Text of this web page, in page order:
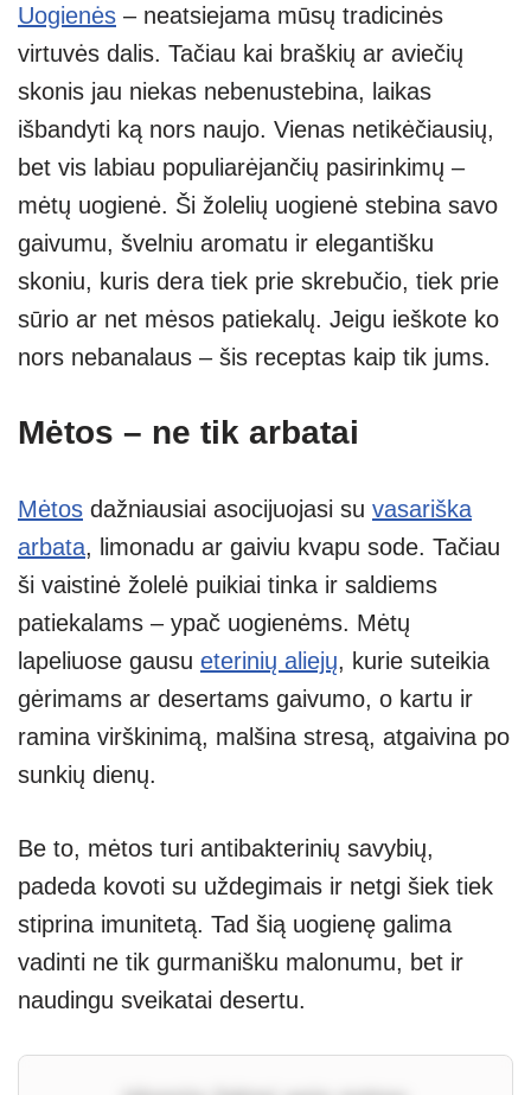
at
s
A
p
p
p
e
e
gr
a
m
er ss
e
n
g
er
ar
e
Uogienės – neatsiejama mūsų tradicinės
virtuvės dalis. Tačiau kai braškių ar aviečių
skonis jau niekas nebenustebina, laikas
išbandyti ką nors naujo. Vienas netikėčiausių,
bet vis labiau populiarėjančių pasirinkimų –
mėtų uogienė. Ši žolelių uogienė stebina savo
gaivumu, švelniu aromatu ir elegantišku
skoniu, kuris dera tiek prie skrebučio, tiek prie
sūrio ar net mėsos patiekalų. Jeigu ieškote ko
nors nebanalaus – šis receptas kaip tik jums.
Mėtos – ne tik arbatai
Mėtos dažniausiai asocijuojasi su vasariška
arbata, limonadu ar gaiviu kvapu sode. Tačiau
ši vaistinė žolelė puikiai tinka ir saldiems
patiekalams – ypač uogienėms. Mėtų
lapeliuose gausu eterinių aliejų, kurie suteikia
gėrimams ar desertams gaivumo, o kartu ir
ramina virškinimą, malšina stresą, atgaivina po
sunkių dienų.
Be to, mėtos turi antibakterinių savybių,
padeda kovoti su uždegimais ir netgi šiek tiek
stiprina imunitetą. Tad šią uogienę galima
vadinti ne tik gurmanišku malonumu, bet ir
naudingu sveikatai desertu.